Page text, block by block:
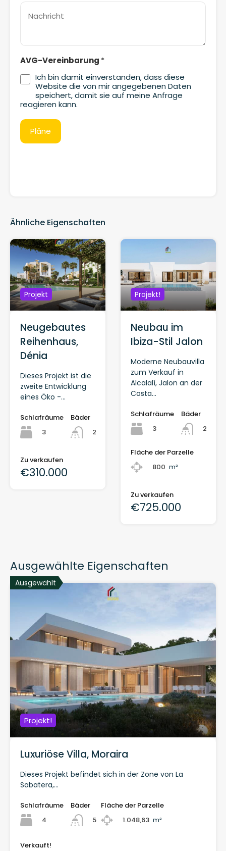
AVG-Vereinbarung *
Ich bin damit einverstanden, dass diese
Website die von mir angegebenen Daten
speichert, damit sie auf meine Anfrage
reagieren kann.
Ähnliche Eigenschaften
Projekt
Neugebautes
Reihenhaus,
Dénia
Dieses Projekt ist die
zweite Entwicklung
eines Öko -...
Schlafräume
3
Bäder
2
Zu verkaufen
€310.000
Projekt!
Neubau im
Ibiza-Stil Jalon
Moderne Neubauvilla
zum Verkauf in
Alcalalí, Jalon an der
Costa...
Schlafräume
3
Bäder
2
Fläche der Parzelle
800 m²
Zu verkaufen
€725.000
Ausgewählte Eigenschaften
Ausgewählt
Projekt!
Luxuriöse Villa, Moraira
Dieses Projekt befindet sich in der Zone von La
Sabatera,...
Schlafräume
4
Bäder
5
Fläche der Parzelle
1.048,63 m²
Verkauft!